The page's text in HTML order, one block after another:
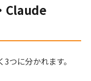
Claude
つに分かれます。